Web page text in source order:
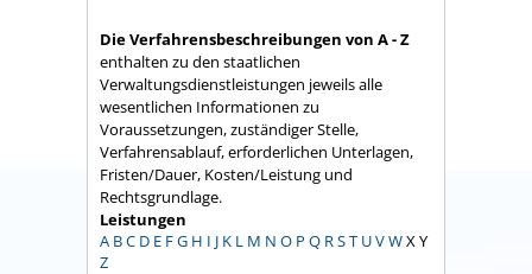
Die Verfahrensbeschreibungen von A - Z
enthalten zu den staatlichen
Verwaltungsdienstleistungen jeweils alle
wesentlichen Informationen zu
Voraussetzungen, zuständiger Stelle,
Verfahrensablauf, erforderlichen Unterlagen,
Fristen/Dauer, Kosten/Leistung und
Rechtsgrundlage.
Leistungen
A BC D E FG H I J K L M N O P Q RST UVWX Y
Z